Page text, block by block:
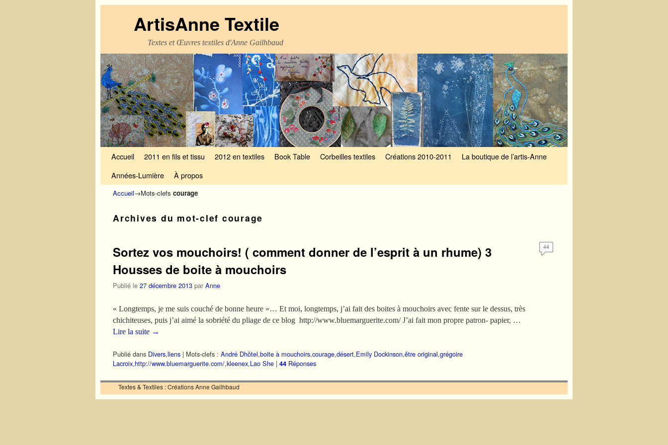
ArtisAnne Textile
Textes et Œuvres textiles d'Anne Gailhbaud
Accueil 2011 en fils et tissu 2012 en textiles Book Table Corbeilles textiles Créations 2010-2011
La boutique de l’artis-Anne
Années-Lumière
À propos
Accueil→Mots-clefs courage
Archives du mot-clef courage
Sortez vos mouchoirs! ( comment donner de l’esprit à un rhume) 3
Housses de boite à mouchoirs
Publié le 27 décembre 2013 par Anne
44
« Longtemps, je me suis couché de bonne heure »… Et moi, longtemps, j’ai fait des boites à mouchoirs avec fente sur le dessus, très
chichiteuses, puis j’ai aimé la sobriété du pliage de ce blog http://www.bluemarguerite.com/ J’ai fait mon propre patron- papier, …
Lire la suite →
Publié dans Divers,liens | Mots-clefs : André Dhôtel,boite à mouchoirs,courage,désert,Emily Dockinson,être original,grégoire
Lacroix,http://www.bluemarguerite.com/,kleenex,Lao She | 44 Réponses
Textes & Textiles : Créations Anne Gailhbaud